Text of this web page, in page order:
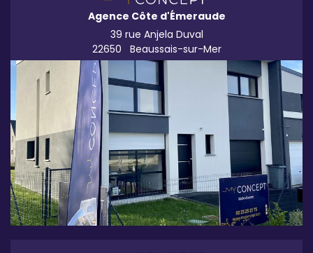
Agence Côte d'Émeraude
39 rue Anjela Duval
22650
Beaussais-sur-Mer